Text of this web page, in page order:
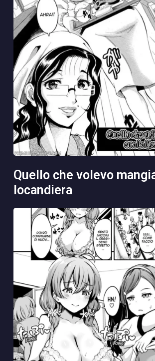
quello che volevo mangiare era la
locandiera